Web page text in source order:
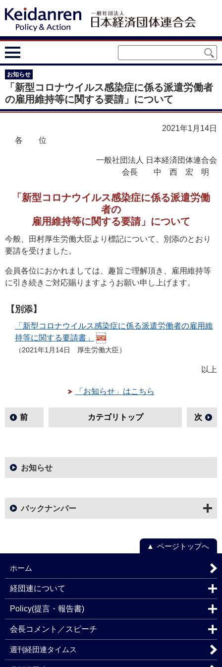
お知らせ
「新型コロナウイルス感染症に係る派遣労働者
の雇用維持等に関する要請」について
2021年1月14日
各位
一般社団法人 日本経済団体連合会
会長 中西宏明
「新型コロナウイルス感染症に係る派遣労働
者の
雇用維持等に関する要請」について
今般、田村厚生労働大臣より標記について、別添のとおり
要請を受けました。
会員各位におかれましては、趣旨ご理解頂き、雇用維持等
に引き続きご対応賜りますようお願い申し上げます。
【別添】
「新型コロナウイルス感染症に係る派遣労働者の雇用維
持等に関する要請書」
（2021年1月14日 厚生労働大臣）
以上
「お知らせ」はこちら
前 カテゴリトップ 次
お知らせ
バックナンバー
ページトップへ
ホーム
経団連について
Policy(提言・報告書)
会長コメント／スピーチ
週刊経団連タイムス